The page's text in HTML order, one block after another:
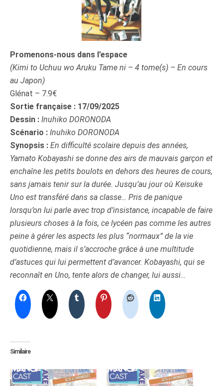
Promenons-nous dans l’espace
(Kimi to Uchuu wo Aruku Tame ni – 4 tome(s) – En cours
au Japon)
Glénat – 7.9€
Sortie française : 17/09/2025
Dessin : Inuhiko DORONODA
Scénario : Inuhiko DORONODA
Synopsis : En difficulté scolaire depuis des années,
Yamato Kobayashi se donne des airs de mauvais garçon et
enchaîne les petits boulots en dehors des heures de cours,
sans jamais tenir sur la durée. Jusqu’au jour où Keisuke
Uno est transféré dans sa classe… Pris de panique
lorsqu’on lui parle avec trop d’insistance, incapable de faire
plusieurs choses à la fois, ce lycéen pas comme les autres
peine à gérer les aspects les plus “normaux” de la vie
quotidienne, mais il s’accroche grâce à une multitude
d’astuces qui lui permettent d’avancer. Kobayashi, qui se
reconnaît en Uno, tente alors de changer, lui aussi…
Similaire